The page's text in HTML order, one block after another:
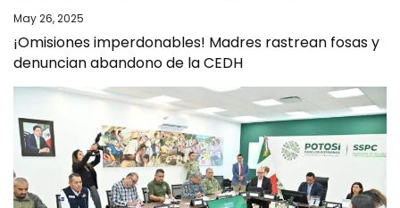
May 26, 2025
¡Omisiones imperdonables! Madres rastrean fosas y
denuncian abandono de la CEDH